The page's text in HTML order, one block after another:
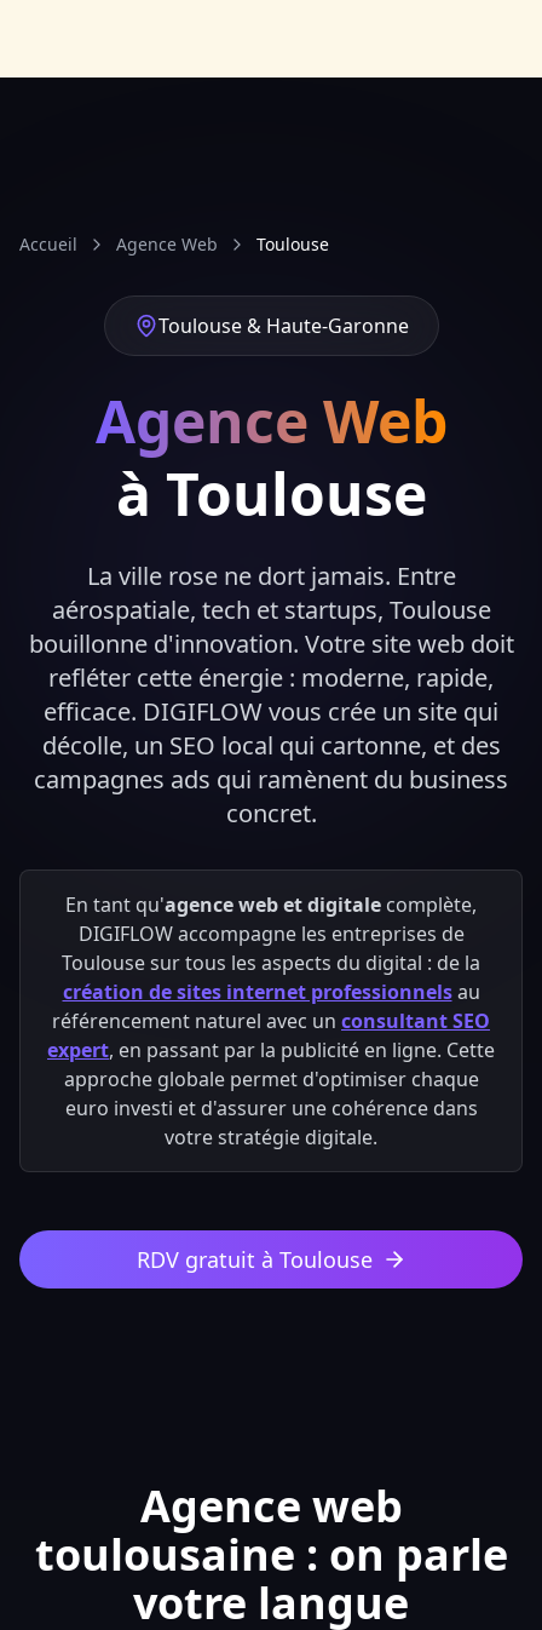
Accueil Agence Web Toulouse
Toulouse & Haute-Garonne
Agence Web
à Toulouse
La ville rose ne dort jamais. Entre
aérospatiale, tech et startups, Toulouse
bouillonne d'innovation. Votre site web doit
refléter cette énergie : moderne, rapide,
efficace. DIGIFLOW vous crée un site qui
décolle, un SEO local qui cartonne, et des
campagnes ads qui ramènent du business
concret.
En tant qu'agence web et digitale complète,
DIGIFLOW accompagne les entreprises de
Toulouse sur tous les aspects du digital : de la
création de sites internet professionnels au
référencement naturel avec un consultant SEO
expert, en passant par la publicité en ligne. Cette
approche globale permet d'optimiser chaque
euro investi et d'assurer une cohérence dans
votre stratégie digitale.
RDV gratuit à Toulouse
Agence web
toulousaine : on parle
votre langue